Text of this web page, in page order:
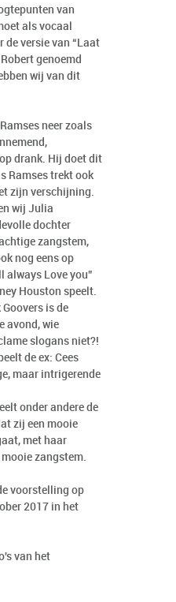
van
als vocaal
de versie van “Laat
genoemd
wij van dit
neer zoals
drank. Hij doet dit
Ramses trekt ook
zijn verschijning.
wij Julia
dochter
zangstem,
nog eens op
always Love you”
Houston speelt.
is de
avond, wie
slogans niet?!
de ex: Cees
maar intrigerende
onder andere de
zij een mooie
met haar
zangstem.
voorstelling op
2017 in het
van het